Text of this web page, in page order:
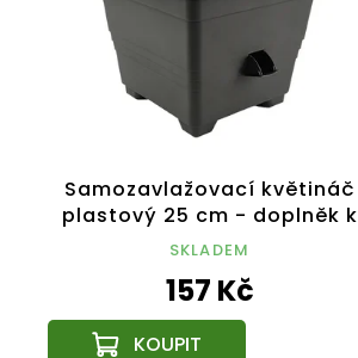
Samozavlažovací květináč
plastový 25 cm - doplněk k
dřevěným obalům na
SKLADEM
157 Kč